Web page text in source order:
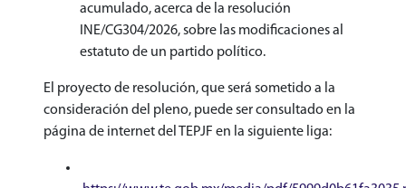
acumulado, acerca de la resolución
INE/CG304/2026, sobre las modificaciones al
estatuto de un partido político.
El proyecto de resolución, que será sometido a la
consideración del pleno, puede ser consultado en la
página de internet del TEPJF en la siguiente liga: